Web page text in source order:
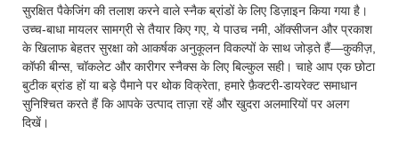
सुरक्षित पैकेजिंग की तलाश करने वाले स्नैक ब्रांडों के लिए डिज़ाइन किया गया है।
उच्च-बाधा मायलर सामग्री से तैयार किए गए, ये पाउच नमी, ऑक्सीजन और प्रकाश
के खिलाफ बेहतर सुरक्षा को आकर्षक अनुकूलन विकल्पों के साथ जोड़ते हैं—कुकीज़,
कॉफी बीन्स, चॉकलेट और कारीगर स्नैक्स के लिए बिल्कुल सही। चाहे आप एक छोटा
बुटीक ब्रांड हों या बड़े पैमाने पर थोक विक्रेता, हमारे फ़ैक्टरी-डायरेक्ट समाधान
सुनिश्चित करते हैं कि आपके उत्पाद ताज़ा रहें और खुदरा अलमारियों पर अलग
दिखें।